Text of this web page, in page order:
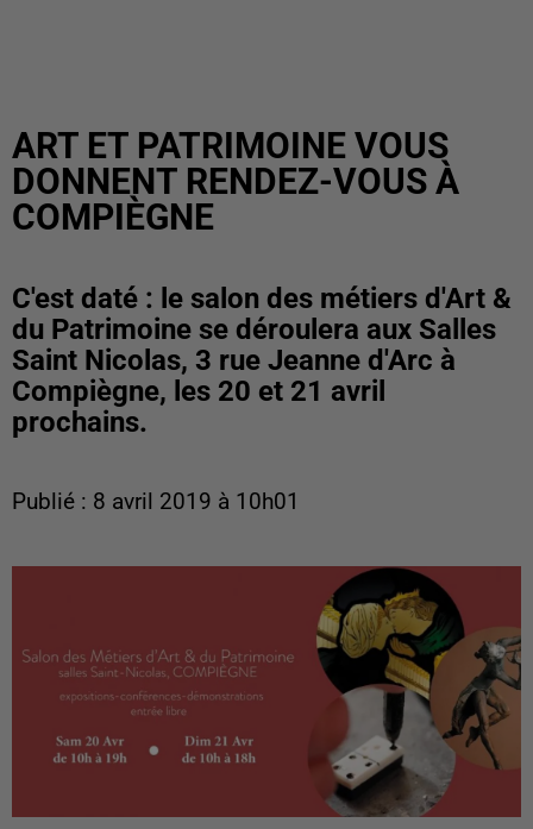
ART ET PATRIMOINE VOUS
DONNENT RENDEZ-VOUS À
COMPIÈGNE
C'est daté : le salon des métiers d'Art &
du Patrimoine se déroulera aux Salles
Saint Nicolas, 3 rue Jeanne d'Arc à
Compiègne, les 20 et 21 avril
prochains.
Publié : 8 avril 2019 à 10h01